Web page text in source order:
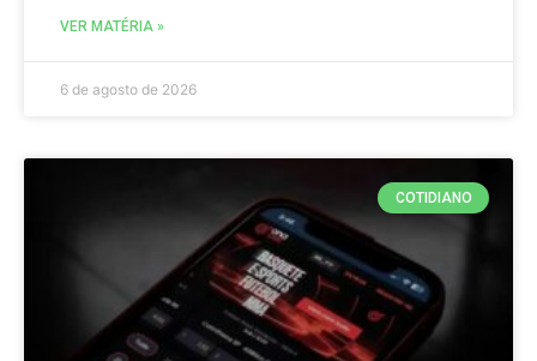
VER MATÉRIA »
6 de agosto de 2026
COTIDIANO